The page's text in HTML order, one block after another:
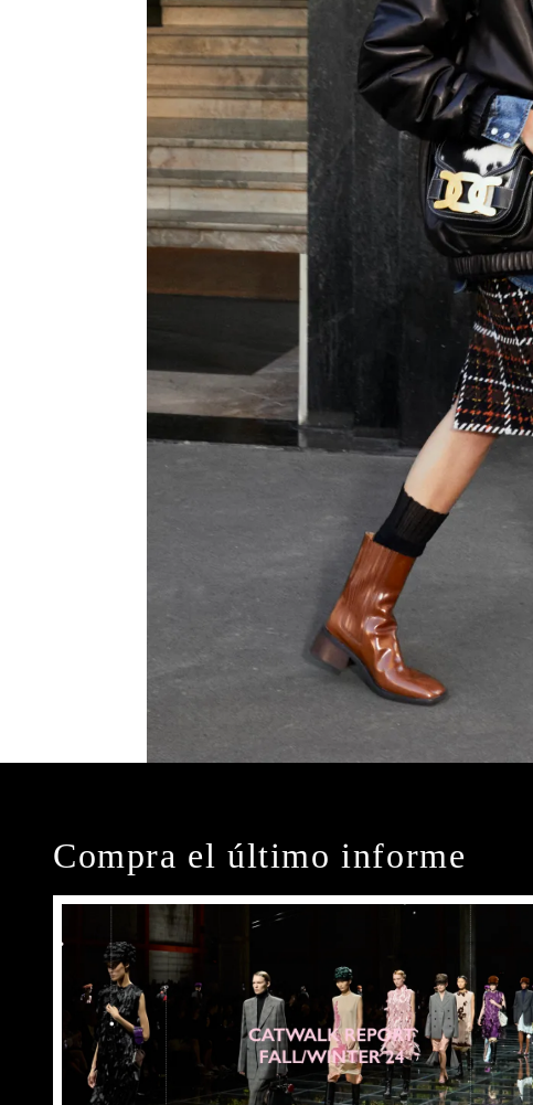
Compra el último informe